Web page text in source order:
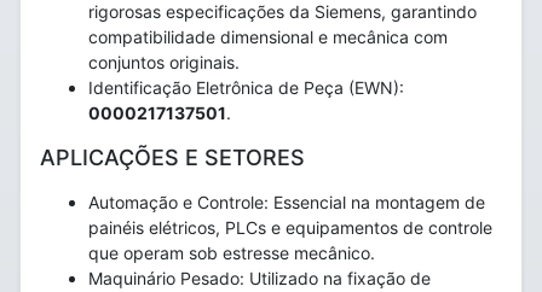
rigorosas especificações da Siemens, garantindo
compatibilidade dimensional e mecânica com
conjuntos originais.
Identificação Eletrônica de Peça (EWN):
0000217137501.
APLICAÇÕES E SETORES
Automação e Controle: Essencial na montagem de
painéis elétricos, PLCs e equipamentos de controle
que operam sob estresse mecânico.
Maquinário Pesado: Utilizado na fixação de